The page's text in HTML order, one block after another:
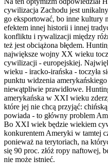
cywilizacja Zachodu jest
go eksportować, bo inne kultury
efektem innej historii i innej
konfliktu i rywalizacji między
też jest obciążona błędem.
największe wojny XX wieku
cywilizacji - europejskiej.
wieku - iracko-irańska - toczyła
punktu widzenia
niewątpliwie prawidłowe.
amerykańska w XXI wieku
które jej nie chcą przyjąć:
powiada - to główny problem
Bo XXI wiek będzie wiekiem
konkurentem Ameryki w tamtej
ponieważ na terytoriach, na
się 90 proc. złóż ropy naftowej,
nie może istnieć.